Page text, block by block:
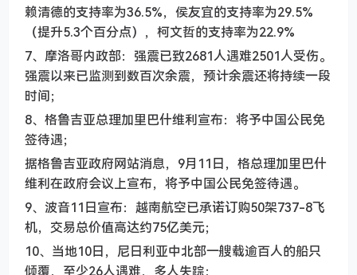
赖清德的支持率为36.5%，侯友宜的支持率为29.5%
（提升5.3个百分点），柯文哲的支持率为22.9%
7、摩洛哥内政部：强震已致2681人遇难2501人受伤。
强震以来已监测到数百次余震，预计余震还将持续一段
时间；
8、格鲁吉亚总理加里巴什维利宣布：将予中国公民免
签待遇；
据格鲁吉亚政府网站消息，9月11日，格总理加里巴什
维利在政府会议上宣布，将予中国公民免签待遇。
9、波音11日宣布：越南航空已承诺订购50架737-8飞
机，交易总价值高达约75亿美元；
10、当地10日，尼日利亚中北部一艘载逾百人的船只
倾覆，至少26人遇难，多人失踪；